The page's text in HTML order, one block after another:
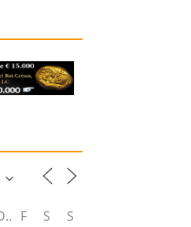
D F S S